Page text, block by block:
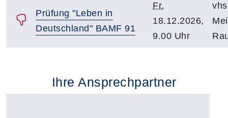
Prüfung "Leben in
Deutschland" BAMF 91
Fr.
18.12.2026,
9.00 Uhr
Ihre Ansprechpartner